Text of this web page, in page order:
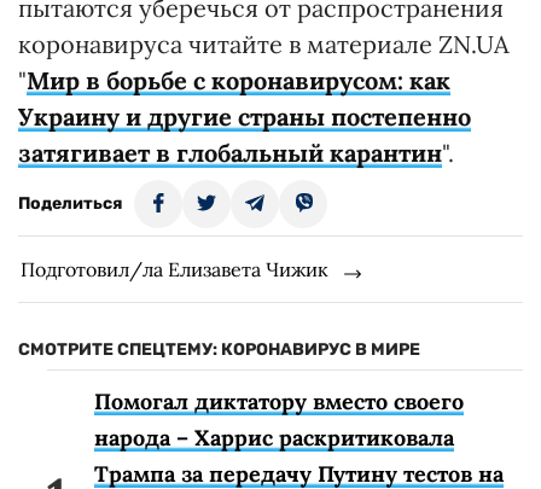
пытаются уберечься от распространения
коронавируса читайте в материале ZN.UA
"Мир в борьбе с коронавирусом: как
Украину и другие страны постепенно
затягивает в глобальный карантин".
Поделиться
Подготовил/ла Елизавета Чижик
СМОТРИТЕ СПЕЦТЕМУ: КОРОНАВИРУС В МИРЕ
Помогал диктатору вместо своего
народа – Харрис раскритиковала
Трампа за передачу Путину тестов на